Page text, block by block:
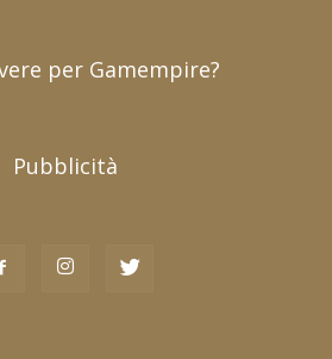
per Gamempire?
Pubblicità